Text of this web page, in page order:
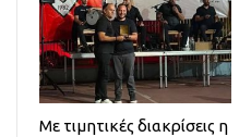
Με τιμητικές διακρίσεις η